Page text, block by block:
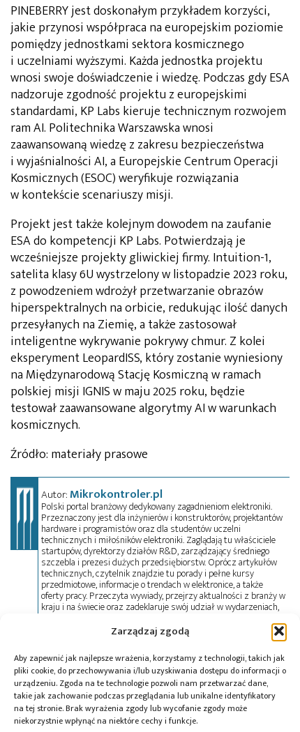
Zarządzaj zgodą
Aby zapewnić jak najlepsze wrażenia, korzystamy z technologii, takich jak
pliki cookie, do przechowywania i/lub uzyskiwania dostępu do informacji o
urządzeniu. Zgoda na te technologie pozwoli nam przetwarzać dane,
takie jak zachowanie podczas przeglądania lub unikalne identyfikatory
na tej stronie. Brak wyrażenia zgody lub wycofanie zgody może
niekorzystnie wpłynąć na niektóre cechy i funkcje.
PINEBERRY jest doskonałym przykładem korzyści,
jakie przynosi współpraca na europejskim poziomie
pomiędzy jednostkami sektora kosmicznego
i uczelniami wyższymi. Każda jednostka projektu
wnosi swoje doświadczenie i wiedzę. Podczas gdy ESA
nadzoruje zgodność projektu z europejskimi
standardami, KP Labs kieruje technicznym rozwojem
ram AI. Politechnika Warszawska wnosi
zaawansowaną wiedzę z zakresu bezpieczeństwa
i wyjaśnialności AI, a Europejskie Centrum Operacji
Kosmicznych (ESOC) weryfikuje rozwiązania
w kontekście scenariuszy misji.
Projekt jest także kolejnym dowodem na zaufanie
ESA do kompetencji KP Labs. Potwierdzają je
wcześniejsze projekty gliwickiej firmy. Intuition-1,
satelita klasy 6U wystrzelony w listopadzie 2023 roku,
z powodzeniem wdrożył przetwarzanie obrazów
hiperspektralnych na orbicie, redukując ilość danych
przesyłanych na Ziemię, a także zastosował
inteligentne wykrywanie pokrywy chmur. Z kolei
eksperyment LeopardISS, który zostanie wyniesiony
na Międzynarodową Stację Kosmiczną w ramach
polskiej misji IGNIS w maju 2025 roku, będzie
testował zaawansowane algorytmy AI w warunkach
kosmicznych.
Źródło: materiały prasowe
Autor:Mikrokontroler.pl
Polski portal branżowy dedykowany zagadnieniom elektroniki.
Przeznaczony jest dla inżynierów i konstruktorów, projektantów
hardware i programistów oraz dla studentów uczelni
technicznych i miłośników elektroniki. Zaglądają tu właściciele
startupów, dyrektorzy działów R&D, zarządzający średniego
szczebla i prezesi dużych przedsiębiorstw. Oprócz artykułów
technicznych, czytelnik znajdzie tu porady i pełne kursy
przedmiotowe, informacje o trendach w elektronice, a także
oferty pracy. Przeczyta wywiady, przejrzy aktualności z branży w
kraju i na świecie oraz zadeklaruje swój udział w wydarzeniach,
szkoleniach i konferencjach. Mikrokontroler.pl pełni również rolę
patrona medialnego imprez targowych, konkursów, hackathonów
i seminariów. Zapraszamy do współpracy!
Tagi:AI,ESA,ESOC,ESTEC,KP Labs,PINEBERRY,
Politechnika Warszawska